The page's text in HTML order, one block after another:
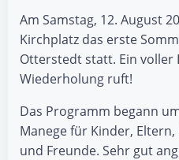
Am Samstag, 12. August
Kirchplatz das erste
Otterstedt statt. Ein voller
Wiederholung ruft!
Das Programm begann
Manege für Kinder,
und Freunde. Sehr gut